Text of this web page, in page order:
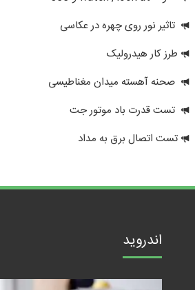
تاثیر نور روی چهره در عکاسی
طرز کار هیدرولیک
صحنه آهسته میدان مغناطیسی
تست قدرت باد موتور جت
تست اتصال برق به مداد
اندروید